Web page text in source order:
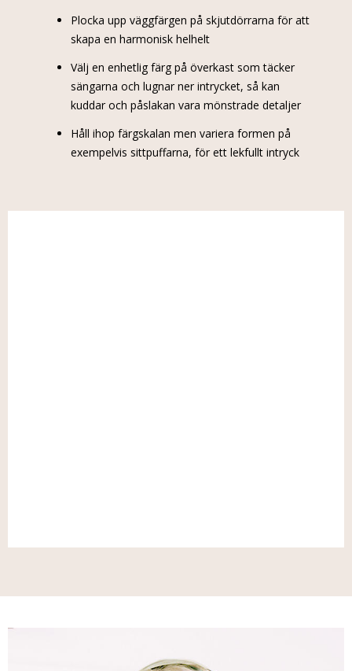
Plocka upp väggfärgen på skjutdörrarna för att
skapa en harmonisk helhelt
Välj en enhetlig färg på överkast som täcker
sängarna och lugnar ner intrycket, så kan
kuddar och påslakan vara mönstrade detaljer
Håll ihop färgskalan men variera formen på
exempelvis sittpuffarna, för ett lekfullt intryck